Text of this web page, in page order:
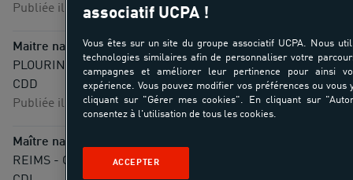
Publiée il y a 5 jours 12 heures
Maitre nageur.se sauveteur.se - Plourin Lès Morlaix (29)
PLOURIN LES MORLAIX - Bretagne
CDD
Publiée il y a 5 jours 18 heures
Maître nageur.se sauveteur.se (F/H) - UCPA Sport Station
REIMS - Grand Est
associatif UCPA !
Vous êtes sur un site du groupe associatif UCPA. Nous
technologies similaires afin de personnaliser votre
campagnes et améliorer leur pertinence pour ainsi
expérience. Vous pouvez modifier vos préférences ou
cliquant sur "Gérer mes cookies". En cliquant sur
consentez à l'utilisation de tous les cookies.
ACCEPTER